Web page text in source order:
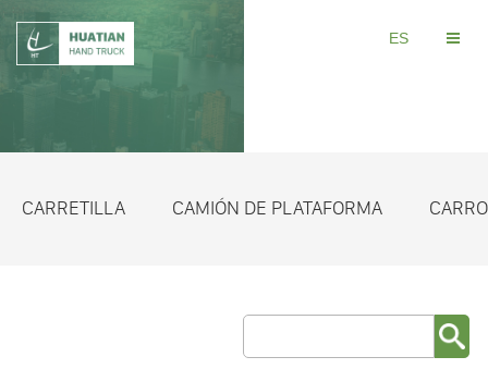
ES
CARRETILLA CAMIÓN DE PLATAFORMA